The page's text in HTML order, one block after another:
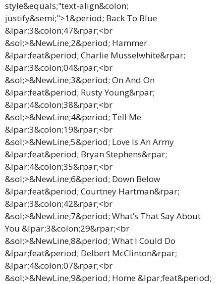
style&equals;"text-align&colon;
justify&semi;">1&period; Back To Blue
&lpar;3&colon;47&rpar;<br
&sol;>&NewLine;2&period; Hammer
&lpar;feat&period; Charlie Musselwhite&rpar;
&lpar;3&colon;04&rpar;<br
&sol;>&NewLine;3&period; On And On
&lpar;feat&period; Rusty Young&rpar;
&lpar;4&colon;38&rpar;<br
&sol;>&NewLine;4&period; Tell Me
&lpar;3&colon;19&rpar;<br
&sol;>&NewLine;5&period; Love Is An Army
&lpar;feat&period; Bryan Stephens&rpar;
&lpar;4&colon;35&rpar;<br
&sol;>&NewLine;6&period; Down Below
&lpar;feat&period; Courtney Hartman&rpar;
&lpar;3&colon;42&rpar;<br
&sol;>&NewLine;7&period; What’s That Say About
You &lpar;3&colon;29&rpar;<br
&sol;>&NewLine;8&period; What I Could Do
&lpar;feat&period; Delbert McClinton&rpar;
&lpar;4&colon;07&rpar;<br
&sol;>&NewLine;9&period; Home &lpar;feat&period;